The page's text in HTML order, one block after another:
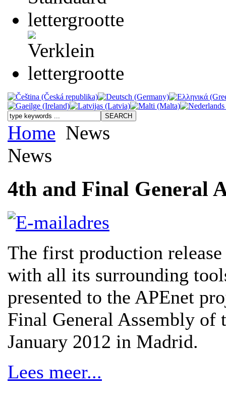
Home News
News
4th and Final General
The first production
with all its surrounding
presented to the APEnet
Final General Assembly of
January 2012 in Madrid.
Lees meer...